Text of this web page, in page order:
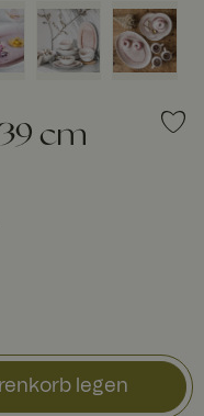
cm
Preis
legen